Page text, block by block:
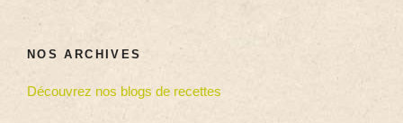
NOS ARCHIVES
Découvrez nos blogs de recettes